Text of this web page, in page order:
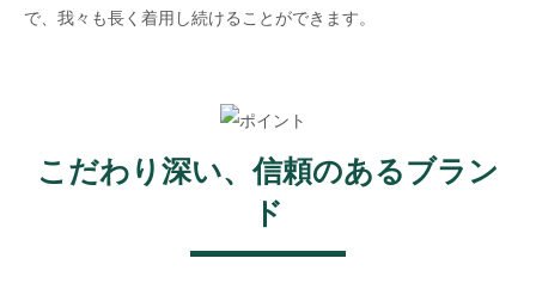
で、我々も長く着用し続けることができます。
こだわり深い、信頼のあるブラン
ド